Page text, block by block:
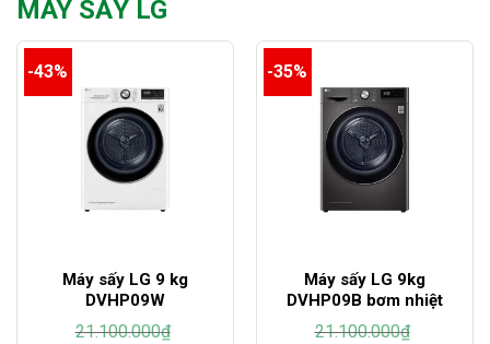
MÁY SẤY LG
-43%
Máy sấy LG 9 kg
DVHP09W
21.100.000₫
-35%
Máy sấy LG 9kg
DVHP09B bơm nhiệt
21.100.000₫